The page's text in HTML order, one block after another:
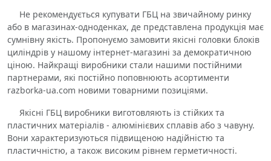
Не рекомендується купувати ГБЦ на звичайному ринку
або в магазинах-одноденках, де представлена ​​продукція має
сумнівну якість. Пропонуємо замовити якісні головки блоків
циліндрів у нашому інтернет-магазині за демократичною
ціною. Найкращі виробники стали нашими постійними
партнерами, які постійно поповнюють асортименти
razborka-ua.com новими товарними позиціями.
Якісні ГБЦ виробники виготовляють із стійких та
пластичних матеріалів - алюмінієвих сплавів або з чавуну.
Вони характеризуються підвищеною надійністю та
пластичністю, а також високим рівнем герметичності.